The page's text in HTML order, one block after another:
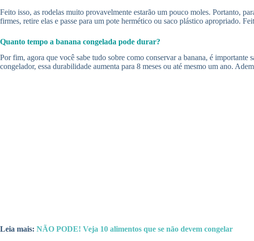
Feito isso, as rodelas muito provavelmente estarão um pouco moles. Portanto,
firmes, retire elas e passe para um pote hermético ou saco plástico apropriado.
Quanto tempo a banana congelada pode durar?
Por fim, agora que você sabe tudo sobre como conservar a banana, é
congelador, essa durabilidade aumenta para 8 meses ou até mesmo um ano.
Leia mais: NÃO PODE! Veja 10 alimentos que se não devem congelar